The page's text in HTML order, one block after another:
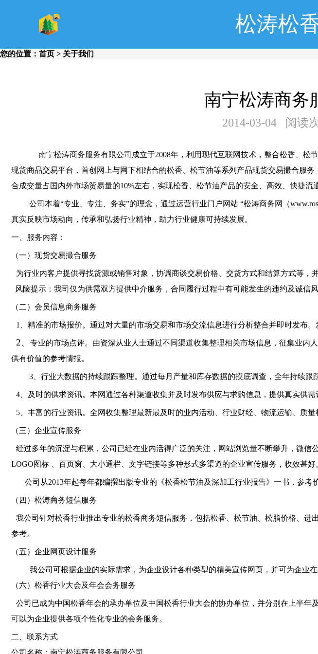
松涛松
您的位置： 首页 > 关于我们
南宁松涛商务
2014-03-04 阅读
南宁松涛商务服务有限公司成立于2008年，利用现代互联网技术，整合松香、
现货商品交易平台，首创网上与网下相结合的松香、松节油等系列产品现货交易撮合服
合成交量占国内外市场贸易量的10%左右，实现松香、松节油产品的安全、高效、快捷
公司本着“专业、专注、务实”的理念，通过运营行业门户网站 “松涛商务网（
真实反映市场动向，传承和弘扬行业精神，助力行业健康可持续发展。
一、服务内容：
（一）现货交易撮合服务
为行业内客户提供寻找货源或销售对象，协调商谈交易价格、交货方式和结算方式等，
风险提示：我司仅为供需双方提供中介服务，合同履行过程中有可能发生的违约及诚信
（二）会员信息商务服务
1、精准的市场报价。通过对大量的市场交易和市场交流信息进行分析整合并即时发布
2、专业的市场点评。由资深从业人士通过不同渠道收集整理相关市场信息，征集业
供有价值的参考情报。
3、行业大数据的持续跟踪整理。通过每月产量和库存数据的摸底调查，全年持续
4、及时的供求资讯。本网通过各种渠道收集并及时发布供应与求购信息，提供真实供
5、丰富的行业资讯。全网收集整理最新最及时的业内活动、行业财经、物流运输、质
（三）企业宣传服务
经过多年的沉淀与积累，公司已经在业内活得广泛的关注，网站浏览量不断攀升，微
LOGO图标 、百页窗、大小通栏、文字链接等多种形式多渠道的企业宣传服务，收效甚好
公司从2013年起每年都编撰出版专业的《松香松节油及深加工行业报告》一书，参
（四）松涛商务短信服务
我公司针对松香行业推出专业的松香商务短信服务，包括松香、松节油、松脂价格、
参考。
（五）企业网页设计服务
我公司可根据企业的实际需求，为企业设计各种类型的精美宣传网页，并可为
（六）松香行业大会及年会会务服务
公司已成为中国松香年会的承办单位及中国松香行业大会的协办单位，并分别在上半
可以为企业提供各项个性化专业的会务服务。
二、联系方式